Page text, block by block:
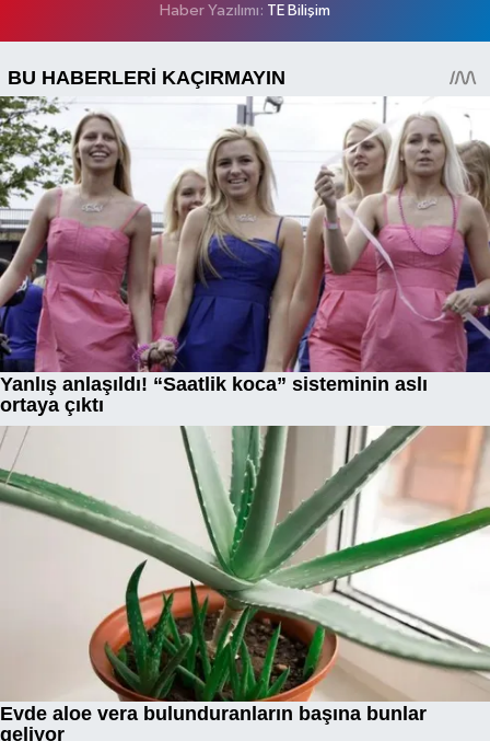
Haber Yazılımı: TE Bilişim